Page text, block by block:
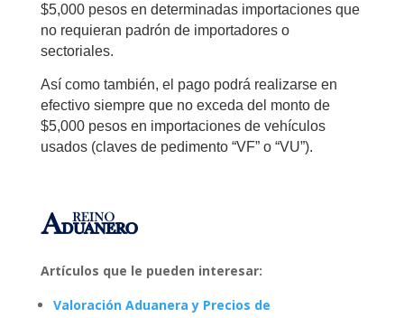
$5,000 pesos en determinadas importaciones que
no requieran padrón de importadores o
sectoriales.
Así como también, el pago podrá realizarse en
efectivo siempre que no exceda del monto de
$5,000 pesos en importaciones de vehículos
usados (claves de pedimento “VF” o “VU”).
Artículos que le pueden interesar:
Valoración Aduanera y Precios de